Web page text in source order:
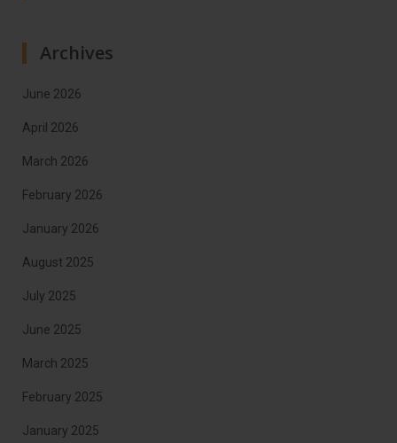
Archives
June 2026
April 2026
March 2026
February 2026
January 2026
August 2025
July 2025
June 2025
March 2025
February 2025
January 2025